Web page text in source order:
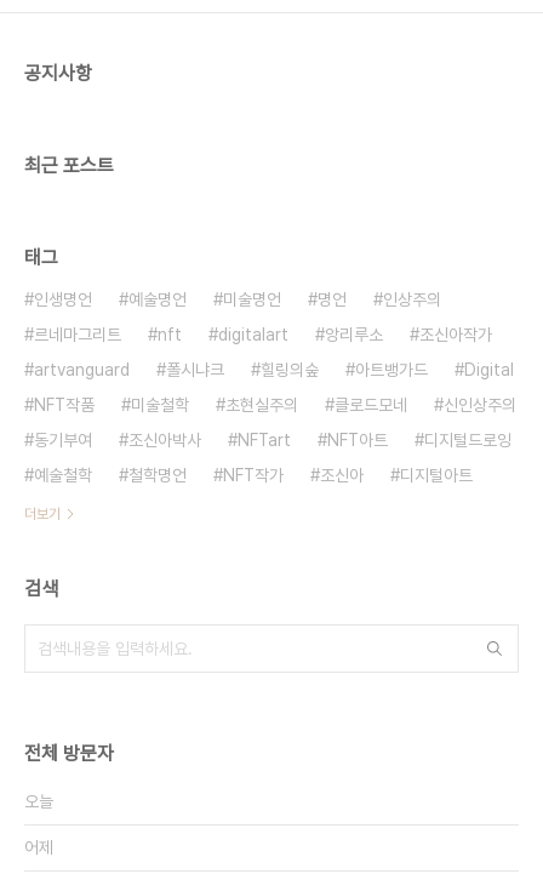
공지사항
최근 포스트
태그
인생명언 예술명언 미술명언 명언
인상주의
르네마그리트
nft digitalart 앙리루소
조신아작가
artvanguard
폴시냐크 힐링의숲 아트뱅가드
Digital
NFT작품
미술철학 초현실주의 클로드모네
신인상주의
동기부여
조신아박사 NFTart NFT아트
디지털드로잉
예술철학
철학명언 NFT작가 조신아 디지털아트
더보기
검색
전체 방문자
오늘
어제